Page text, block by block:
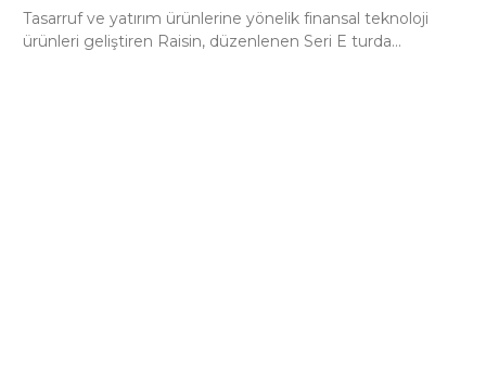
Tasarruf ve yatırım ürünlerine yönelik finansal teknoloji
ürünleri geliştiren Raisin, düzenlenen Seri E turda...